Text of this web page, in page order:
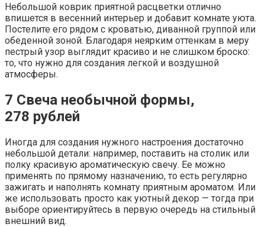
Небольшой коврик приятной расцветки отлично
впишется в весенний интерьер и добавит комнате уюта.
Постелите его рядом с кроватью, диванной группой или
обеденной зоной. Благодаря неярким оттенкам в меру
пестрый узор выглядит красиво и не слишком броско:
то, что нужно для создания легкой и воздушной
атмосферы.
7 Свеча необычной формы,
278 рублей
Иногда для создания нужного настроения достаточно
небольшой детали: например, поставить на столик или
полку красивую ароматическую свечу. Ее можно
применять по прямому назначению, то есть регулярно
зажигать и наполнять комнату приятным ароматом. Или
же использовать просто как уютный декор — тогда при
выборе ориентируйтесь в первую очередь на стильный
внешний вид.